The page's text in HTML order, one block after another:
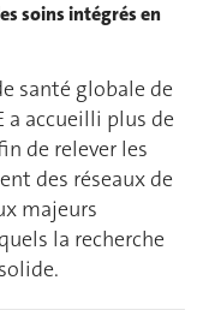
soins intégrés en
santé globale de
a accueilli plus de
de relever les
des réseaux de
majeurs
la recherche